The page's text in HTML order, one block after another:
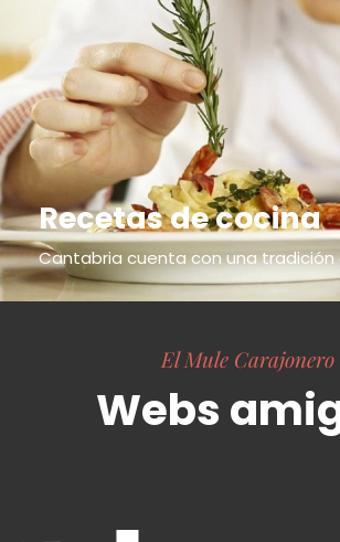
Recetas de cocina
Cantabria cuenta con una
El Mule Carajonero
Webs